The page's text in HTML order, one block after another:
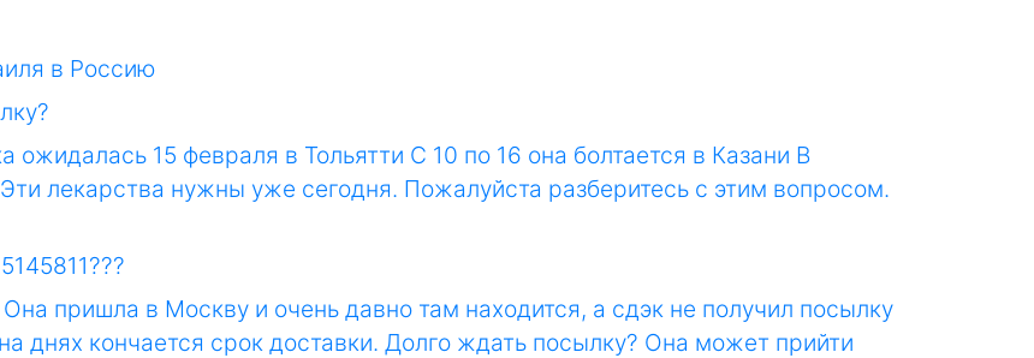
в Россию
15 февраля в Тольятти С 10 по 16 она болтается в Казани В
лекарства нужны уже сегодня. Пожалуйста разберитесь с этим вопросом.
пришла в Москву и очень давно там находится, а сдэк не получил посылку
днях кончается срок доставки. Долго ждать посылку? Она может прийти